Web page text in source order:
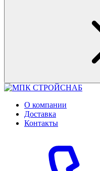
О компании
Доставка
Контакты